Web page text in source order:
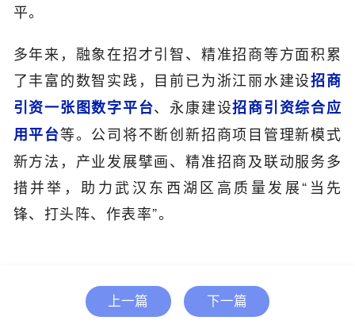
平。
多年来，融象在招才引智、精准招商等方面积累
了丰富的数智实践，目前已为浙江丽水建设招商
引资一张图数字平台、永康建设招商引资综合应
用平台等。公司将不断创新招商项目管理新模式
新方法，产业发展擘画、精准招商及联动服务多
措并举，助力武汉东西湖区高质量发展“当先
锋、打头阵、作表率”。
上一篇 下一篇